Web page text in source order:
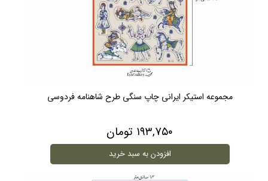
مجموعه استیکر ایرانی چاپ سنگی طرح شاهنامه فردوسی
۱۹۳,۷۵۰ تومان
افزودن به سبد خرید